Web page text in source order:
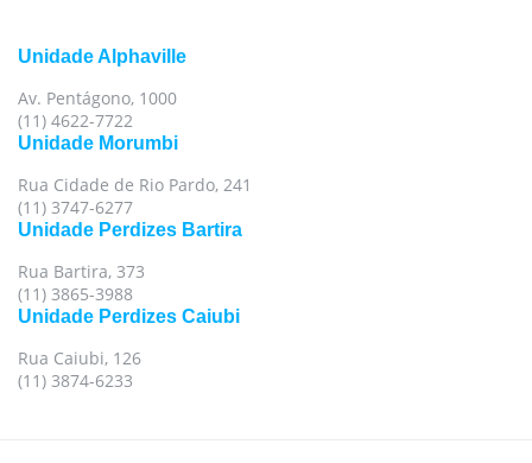
Unidade Alphaville
Av. Pentágono, 1000
(11) 4622-7722
Unidade Morumbi
Rua Cidade de Rio Pardo, 241
(11) 3747-6277
Unidade Perdizes Bartira
Rua Bartira, 373
(11) 3865-3988
Unidade Perdizes Caiubi
Rua Caiubi, 126
(11) 3874-6233